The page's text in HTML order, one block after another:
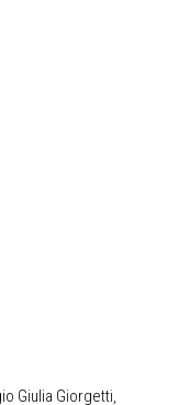
Giulia Giorgetti,